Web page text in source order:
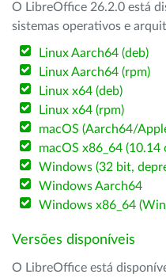
O LibreOffice 26.2.0 está
sistemas operativos e
Linux Aarch64 (deb)
Linux Aarch64 (rpm)
Linux x64 (deb)
Linux x64 (rpm)
macOS (Aarch64/
macOS x86_64 (10.14
Windows (32 bit,
Windows Aarch64
Windows x86_64
Versões disponíveis
O LibreOffice está